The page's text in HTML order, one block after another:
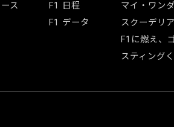
ス
F1 日程
F1 データ
マイ・ワン
スクーデリ
F1に燃え、
スティング